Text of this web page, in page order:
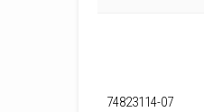
74823114-07